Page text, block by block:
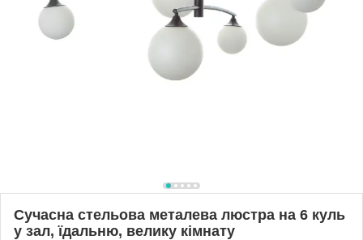
Сучасна стельова металева люстра на 6 куль
у зал, їдальню, велику кімнату